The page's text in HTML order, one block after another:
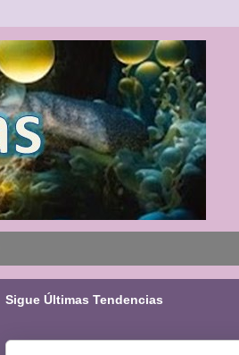
Sigue Últimas Tendencias